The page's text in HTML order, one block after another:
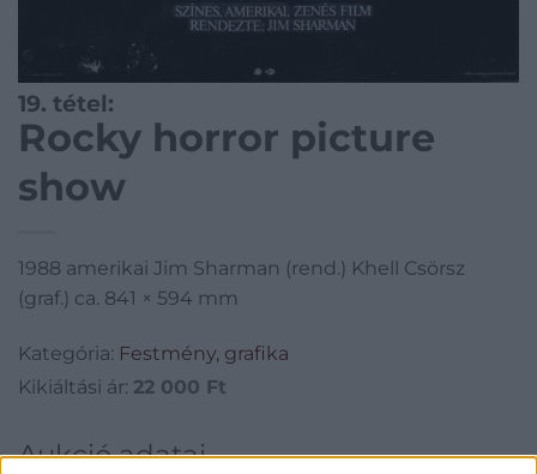
19. tétel:
Rocky horror picture
show
1988 amerikai Jim Sharman (rend.) Khell Csörsz
(graf.) ca. 841 × 594 mm
Kategória: Festmény, grafika
Kikiáltási ár: 22 000 Ft
Aukció adatai